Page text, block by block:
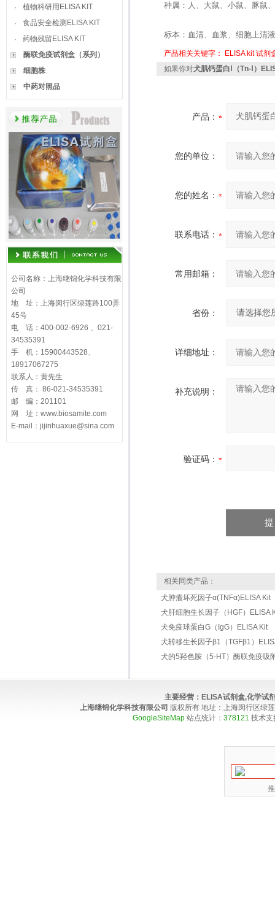
·
植物科研用ELISA KIT
·
食品安全检测ELISA KIT
·
药物残留ELISA KIT
酶联免疫试剂盒（系列）
细胞株
中药对照品
公司名称：上海继锦化学科技有限
公司
地 址：上海闵行区绿莲路100弄
45号
电 话：400-002-6926 、021-
34535391
手 机：15900443528、
18917067275
联系人：黄先生
传 真： 86-021-34535391
邮 编：201101
网 址：www.biosamite.com
E-mail：jijinhuaxue@sina.com
种属：人、大鼠、小鼠、豚鼠
标本：血清、血浆、细胞上清
产品相关关键字： ELISA kit 试剂
如果你对犬肌钙蛋白Ⅰ（Tn-Ⅰ）
产品：
您的单位：
您的姓名：
联系电话：
常用邮箱：
省份：
详细地址：
补充说明：
验证码：
相关同类产品：
犬肿瘤坏死因子α(TNFα)ELISA Kit
犬肝细胞生长因子（HGF）ELISA
犬免疫球蛋白G（IgG）ELISA Kit
犬转移生长因子β1（TGFβ1）
犬的5羟色胺（5-HT）酶联免疫吸
主要经营： ELISA试剂盒,化学试
上海继锦化学科技有限公司 版权所有 地址：上海闵行区绿
GoogleSiteMap 站点统计： 378121 技术支